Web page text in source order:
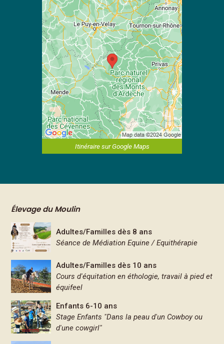
Itinéraire sur Google Maps
Élevage du Moulin
Adultes/Familles dès 8 ans
Séance de Médiation Equine / Equithérapie
Adultes/Familles dès 10 ans
Cours d'équitation en éthologie, travail à pied et
équifeel
Enfants 6-10 ans
Stage Enfants "Dans la peau d'un Cowboy ou
d'une cowgirl"